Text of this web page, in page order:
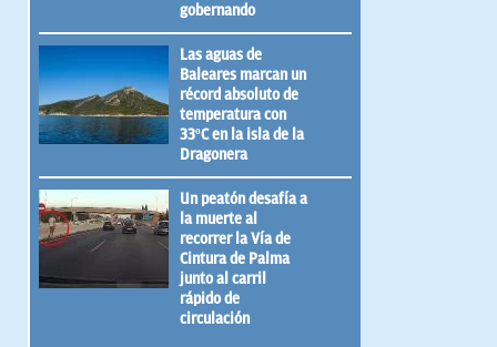
gobernando
Las aguas de
Baleares marcan un
récord absoluto de
temperatura con
33ºC en la isla de la
Dragonera
Un peatón desafía a
la muerte al
recorrer la Vía de
Cintura de Palma
junto al carril
rápido de
circulación